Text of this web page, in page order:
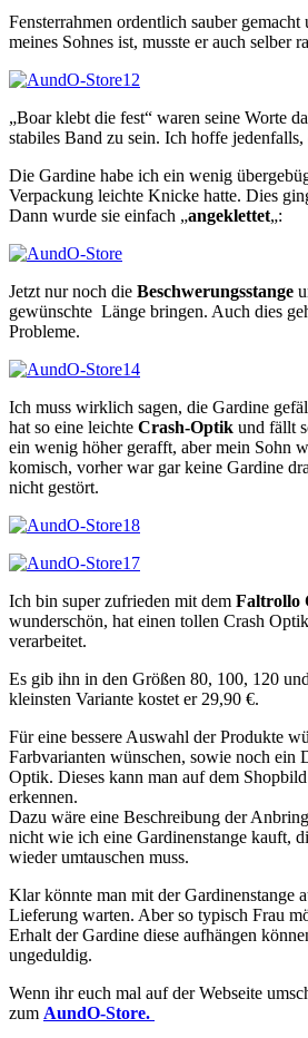
Fensterrahmen ordentlich sauber
meines Sohnes ist, musste er auch selber
„Boar klebt die fest“ waren seine Worte
stabiles Band zu sein. Ich hoffe jedenfalls,
Die Gardine habe ich ein wenig
Verpackung leichte Knicke hatte. Dies
Dann wurde sie einfach „angeklettet„:
Jetzt nur noch die Beschwerungsstange
gewünschte Länge bringen. Auch dies
Probleme.
Ich muss wirklich sagen, die Gardine
hat so eine leichte Crash-Optik und fällt
ein wenig höher gerafft, aber mein Sohn
komisch, vorher war gar keine Gardine
nicht gestört.
Ich bin super zufrieden mit dem Faltrollo
wunderschön, hat einen tollen Crash
verarbeitet.
Es gib ihn in den Größen 80, 100, 120
kleinsten Variante kostet er 29,90 €.
Für eine bessere Auswahl der Produkte
Farbvarianten wünschen, sowie noch ein
Optik. Dieses kann man auf dem
erkennen.
Dazu wäre eine Beschreibung der
nicht wie ich eine Gardinenstange kauft,
wieder umtauschen muss.
Klar könnte man mit der Gardinenstange
Lieferung warten. Aber so typisch Frau
Erhalt der Gardine diese aufhängen
ungeduldig.
Wenn ihr euch mal auf der Webseite
zum AundO-Store.